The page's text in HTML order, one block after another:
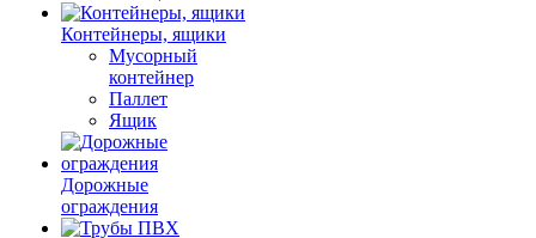
Контейнеры, ящики
Мусорный
контейнер
Паллет
Ящик
Дорожные
ограждения